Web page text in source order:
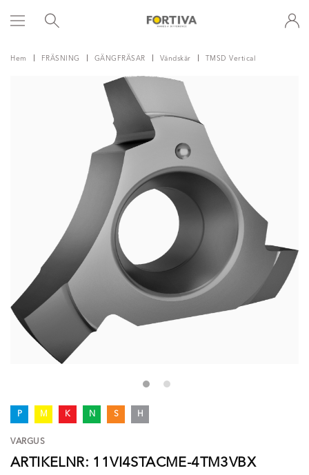
Hem FRÄSNING GÄNGFRÄSAR Vändskär TMSD Vertical
P M K N S H
VARGUS
ARTIKELNR: 11VI4STACME-4TM3VBX